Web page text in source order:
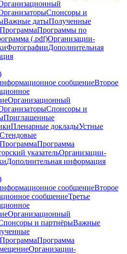
Спонсоры и
Важные датыПолученные
ПрограммаПрограммы по
(.pdf)Организации-
ФотографииДополнительная
сообщениеВторое
Организационный
Спонсоры и
Приглашенные
Пленарные докладыУстные
Стендовые
ПрограммаПрограмма
указательОрганизации-
Дополнительная информация
сообщениеВторое
сообщениеТретье
Организационный
и партнёрыВажные
ПрограммаПрограмма
Организации-